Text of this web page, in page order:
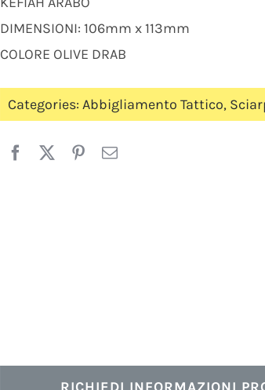
DIMENSIONI: 106mm x 113mm
COLORE OLIVE DRAB
Categories:Abbigliamento Tattico,